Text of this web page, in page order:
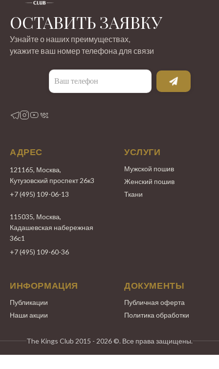
ОСТАВИТЬ ЗАЯВКУ
Узнайте о наших преимуществах,
укажите ваш номер телефона для связи
АДРЕС
121165, Москва,
Кутузовский проспект 26к3
+7 (495) 109-06-13
115035, Москва,
Кадашевская набережная
36с1
+7 (495) 109-60-36
УСЛУГИ
Мужской пошив
Женский пошив
Ткани
ИНФОРМАЦИЯ
Публикации
Наши акции
ДОКУМЕНТЫ
Публичная оферта
Политика обработки
The Kings Club 2015 - 2026 ©. Все права защищены.